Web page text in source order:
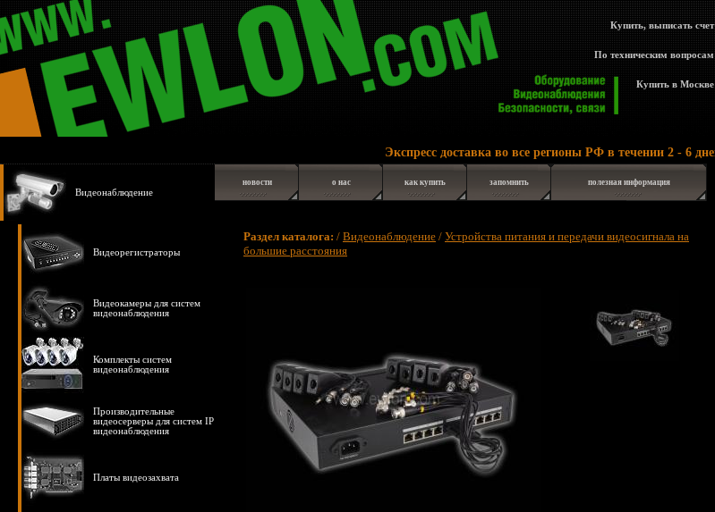
Экспресс доставка во все регионы РФ в течении 2 - 6 дней.
Видеонаблюдение
Видеорегистраторы
Видеокамеры для систем
видеонаблюдения
Комплекты систем
видеонаблюдения
Производительные
видеосерверы для систем IP
видеонаблюдения
Платы видеозахвата
новости о нас как купить запомнить полезная информация
Раздел каталога: / Видеонаблюдение / Устройства питания и передачи видеосигнала на
большие расстояния
Купить, выписать счет
По техническим вопросам
Купить в Москве